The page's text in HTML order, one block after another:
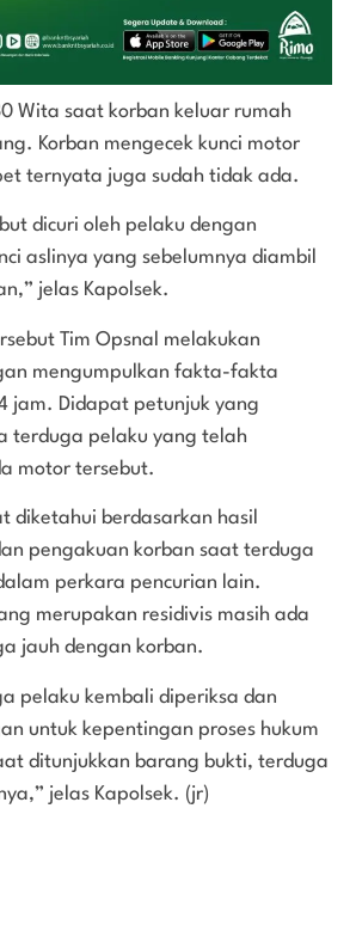
Wita saat korban keluar rumah
Korban mengecek kunci motor
ternyata juga sudah tidak ada.
dicuri oleh pelaku dengan
aslinya yang sebelumnya diambil
jelas Kapolsek.
Tim Opsnal melakukan
mengumpulkan fakta-fakta
jam. Didapat petunjuk yang
terduga pelaku yang telah
motor tersebut.
diketahui berdasarkan hasil
pengakuan korban saat terduga
perkara pencurian lain.
merupakan residivis masih ada
jauh dengan korban.
pelaku kembali diperiksa dan
untuk kepentingan proses hukum
ditunjukkan barang bukti, terduga
jelas Kapolsek. (jr)